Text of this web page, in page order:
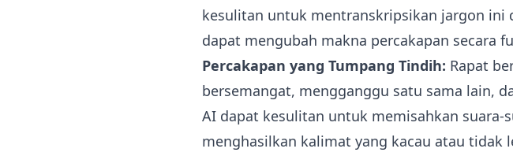
kesulitan untuk mentranskripsikan jargon ini
dapat mengubah makna percakapan secara
Percakapan yang Tumpang Tindih: Rapat
bersemangat, mengganggu satu sama lain,
AI dapat kesulitan untuk memisahkan
menghasilkan kalimat yang kacau atau tidak